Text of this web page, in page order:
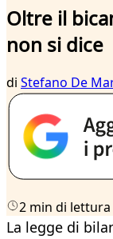
Oltre il
non si dice
di Stefano De
2 min di lettura
La legge di